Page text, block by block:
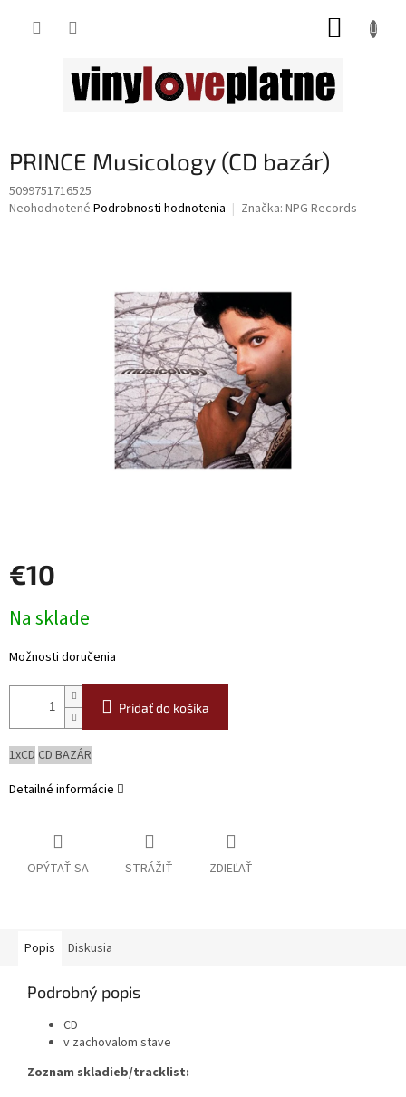
PRINCE Musicology (CD bazár)
5099751716525
Priemerné
Neohodnotené Podrobnosti hodnotenia Značka: NPG Records
€10
cena:
Na sklade
Možnosti doručenia
Pridať do košíka
1xCD CD BAZÁR
Detailné informácie
OPÝTAŤ SA STRÁŽIŤ ZDIEĽAŤ
Popis Diskusia
Podrobný popis
CD
v zachovalom stave
Zoznam skladieb/tracklist: